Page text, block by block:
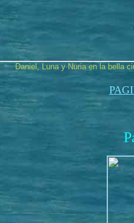
Daniel, Luna y Nuria en la bella